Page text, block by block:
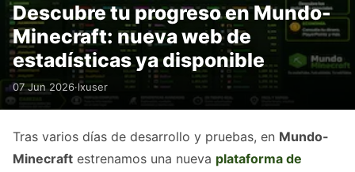
Descubre tu progreso en Mundo-
Minecraft: nueva web de
estadísticas ya disponible
07 Jun 2026·lxuser
Tras varios días de desarrollo y pruebas, en Mundo-
Minecraft estrenamos una nueva plataforma de